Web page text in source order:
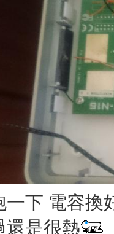
一下 電容換
還是很熱